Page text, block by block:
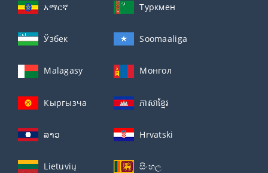
አማርኛ Туркмен
Ўзбек Soomaaliga
Malagasy Монгол
Кыргызча ភាសាខ្មែរ
ລາວ Hrvatski
Lietuvių සිංහල